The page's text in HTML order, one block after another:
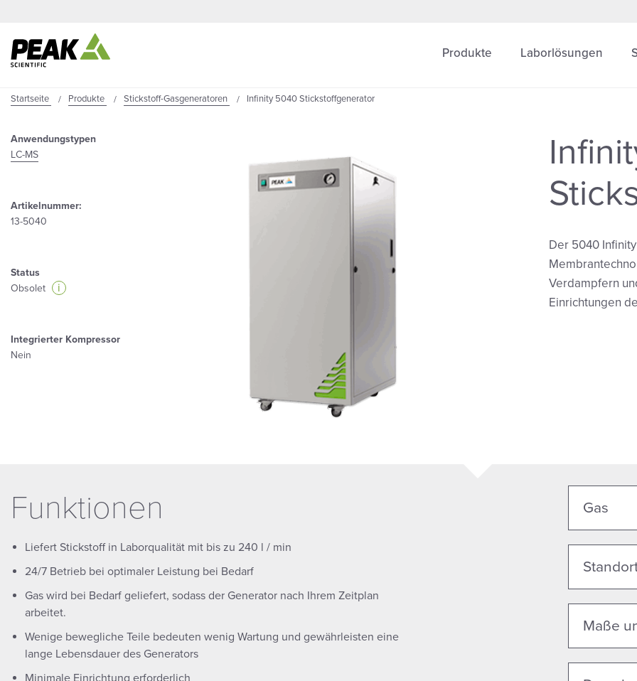
Produkte Laborlösungen
Startseite Produkte Stickstoff-Gasgeneratoren Infinity 5040 Stickstoffgenerator
Anwendungstypen
LC-MS
Artikelnummer:
13-5040
Status
Obsolet
i
Integrierter Kompressor
Nein
Der 5040
Verdampfern
Einrichtungen
Funktionen
Liefert Stickstoff in Laborqualität mit bis zu 240 l / min
24/7 Betrieb bei optimaler Leistung bei Bedarf
Gas wird bei Bedarf geliefert, sodass der Generator nach Ihrem Zeitplan
arbeitet.
Wenige bewegliche Teile bedeuten wenig Wartung und gewährleisten eine
lange Lebensdauer des Generators
Gas
Maße